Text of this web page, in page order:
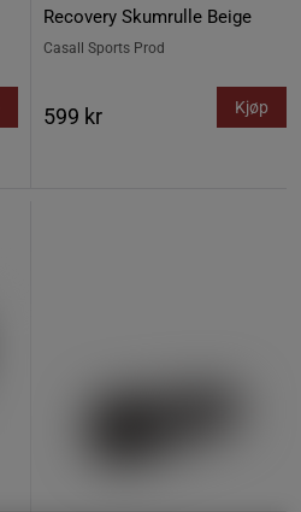
Recovery Skumrulle Beige
Casall Sports Prod
599 kr Kjøp